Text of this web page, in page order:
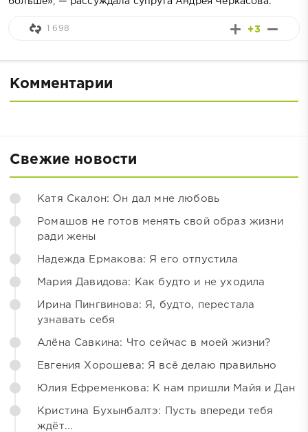
+3
1 698
Комментарии
Свежие новости
Катя Скалон: Он дал мне любовь
Ромашов не готов менять свой образ жизни
ради жены
Надежда Ермакова: Я его отпустила
Мария Давидова: Как будто и не уходила
Ирина Пингвинова: Я, будто, перестала
узнавать себя
Алёна Савкина: Что сейчас в моей жизни?
Евгения Хорошева: Я всё делаю правильно
Юлия Ефременкова: К нам пришли Майя и Дан
Кристина Бухынбалтэ: Пусть впереди тебя
ждёт...